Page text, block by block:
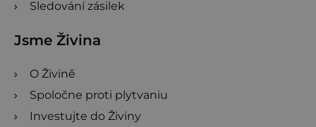
Sledování zásilek
Jsme Živina
O Živině
Spoločne proti plytvaniu
Investujte do Živiny